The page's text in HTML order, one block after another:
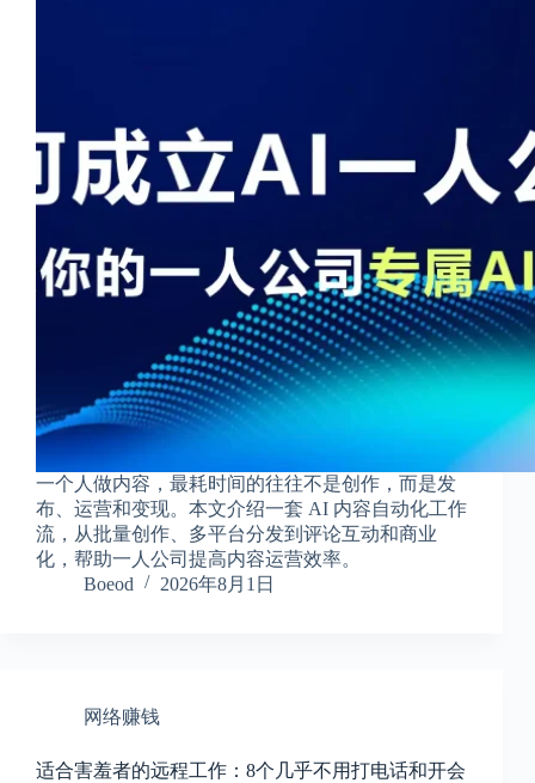
一个人做内容，最耗时间的往往不是创作，而是发
布、运营和变现。本文介绍一套 AI 内容自动化工作
流，从批量创作、多平台分发到评论互动和商业
化，帮助一人公司提高内容运营效率。
Boeod
2026年8月1日
网络赚钱
适合害羞者的远程工作：8个几乎不用打电话和开会